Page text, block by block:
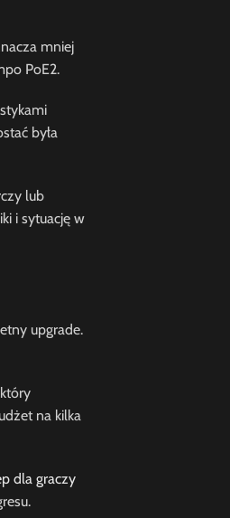
mniej
PoE2.
była
lub
i sytuację w
upgrade.
na kilka
dla graczy